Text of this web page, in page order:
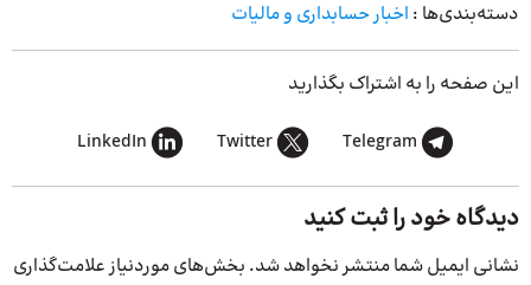
دسته‌بندی‌ها : اخبار حسابداری و مالیات
این صفحه را به اشتراک بگذارید
Telegram
Twitter
LinkedIn
دیدگاه خود را ثبت کنید
نشانی ایمیل شما منتشر نخواهد شد. بخش‌های موردنیاز علامت‌گذاری